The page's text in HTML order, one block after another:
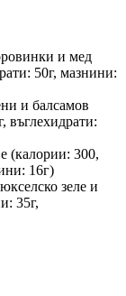
и мед
50г, мазнини:
и балсамов
въглехидрати:
(калории: 300,
16г)
зеле и
35г,